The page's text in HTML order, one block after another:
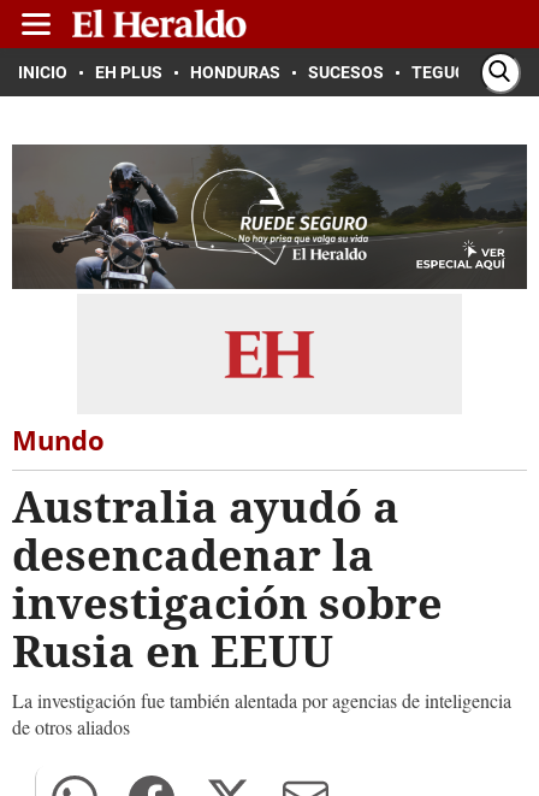
INICIO EH PLUS HONDURAS SUCESOS TEGUCIGALPA
Mundo
Australia ayudó a
desencadenar la
investigación sobre
Rusia en EEUU
La investigación fue también alentada por agencias de inteligencia
de otros aliados